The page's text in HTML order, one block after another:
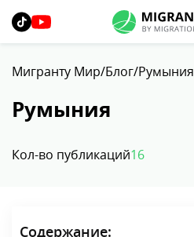
Мигранту Мир Блог Румыния
Румыния
Кол-во публикаций16
Содержание: